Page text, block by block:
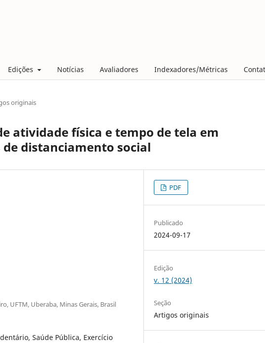
Edições Notícias Avaliadores Indexadores/Métricas
originais
atividade física e tempo de tela em
distanciamento social
UFTM, Uberaba, Minas Gerais, Brasil
Saúde Pública, Exercício
PDF
Publicado
2024-09-17
Edição
v. 12 (2024)
Seção
Artigos originais